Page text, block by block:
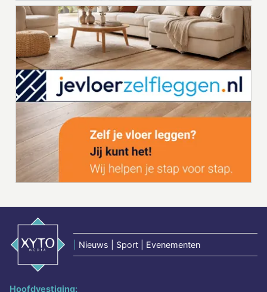
Nieuws | Sport | Evenementen
Hoofdvestiging: